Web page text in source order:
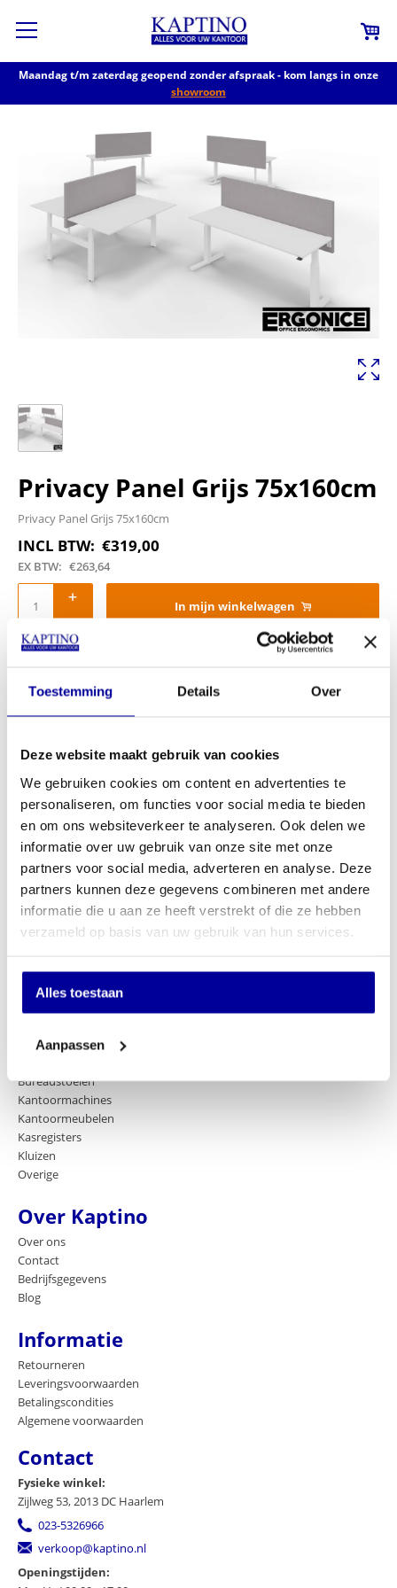
Toestemming Details Over
Deze website maakt gebruik van cookies
We gebruiken cookies om content en advertenties te
personaliseren, om functies voor social media te bieden
en om ons websiteverkeer te analyseren. Ook delen we
informatie over uw gebruik van onze site met onze
partners voor social media, adverteren en analyse. Deze
partners kunnen deze gegevens combineren met andere
informatie die u aan ze heeft verstrekt of die ze hebben
verzameld op basis van uw gebruik van hun services.
Alles toestaan
Aanpassen
Maandag t/m zaterdag geopend zonder afspraak - kom langs in onze
showroom
Privacy Panel Grijs 75x160cm
Privacy Panel Grijs 75x160cm
INCL BTW: €319,00
EX BTW: €263,64
In mijn winkelwagen
Op verlanglijstje
Schrijf u in voor onze nieuwsbrief
Wilt u up-to-date blijven van de nieuwste artikelen? En wilt u als
eerste onze acties en aanbiedingen in uw mailbox ontvangen? Schrijf
u dan in voor onze nieuwsbrief door hier onder uw email adres
achter te laten.
E-mailadres
Versturen
Ons assortiment
Bureaustoelen
Kantoormachines
Kantoormeubelen
Kasregisters
Kluizen
Overige
Over Kaptino
Over ons
Contact
Bedrijfsgegevens
Blog
Informatie
Retourneren
Leveringsvoorwaarden
Betalingscondities
Algemene voorwaarden
Contact
Fysieke winkel:
Zijlweg 53, 2013 DC Haarlem
023-5326966
verkoop@kaptino.nl
Openingstijden: